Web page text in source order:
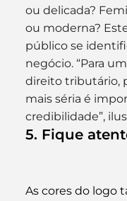
ou delicada?
ou moderna?
público se
negócio. “Para
direito tributário,
mais séria é
credibilidade”,
5. Fique
As cores do logo